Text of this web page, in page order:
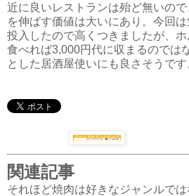
近に良いレストランは殆ど無いの
を伸ばす価値は大いにあり。今回
投入したので高くつきましたが、ホ
食べれば3,000円代に収まるのでは
とした居酒屋使いにも良さそうです
関連記事
それほど焼肉は好きなジャンルで